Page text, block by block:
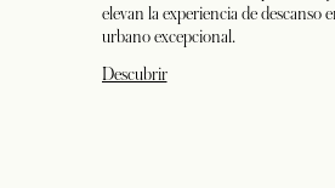
elevan la experiencia de descanso
urbano excepcional.
Descubrir